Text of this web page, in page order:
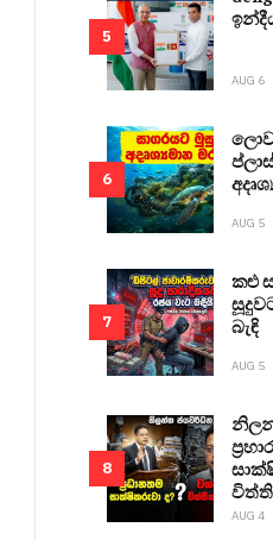
5
AUG 6
6
ලොව
AUG 5
7
කළු
බැඳි
AUG 5
8
AUG 4